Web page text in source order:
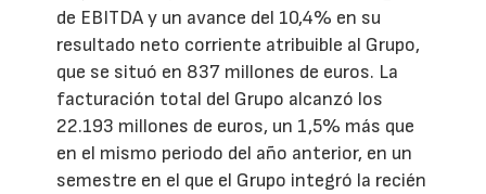
de EBITDA y un avance del 10,4% en su
resultado neto corriente atribuible al Grupo,
que se situó en 837 millones de euros. La
facturación total del Grupo alcanzó los
22.193 millones de euros, un 1,5% más que
en el mismo periodo del año anterior, en un
semestre en el que el Grupo integró la recién